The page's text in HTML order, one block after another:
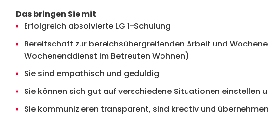
Das bringen Sie mit
Erfolgreich absolvierte LG 1-Schulung
Bereitschaft zur bereichsübergreifenden Arbeit und
Wochenenddienst im Betreuten Wohnen)
Sie sind empathisch und geduldig
Sie können sich gut auf verschiedene Situationen einstellen
Sie kommunizieren transparent, sind kreativ und